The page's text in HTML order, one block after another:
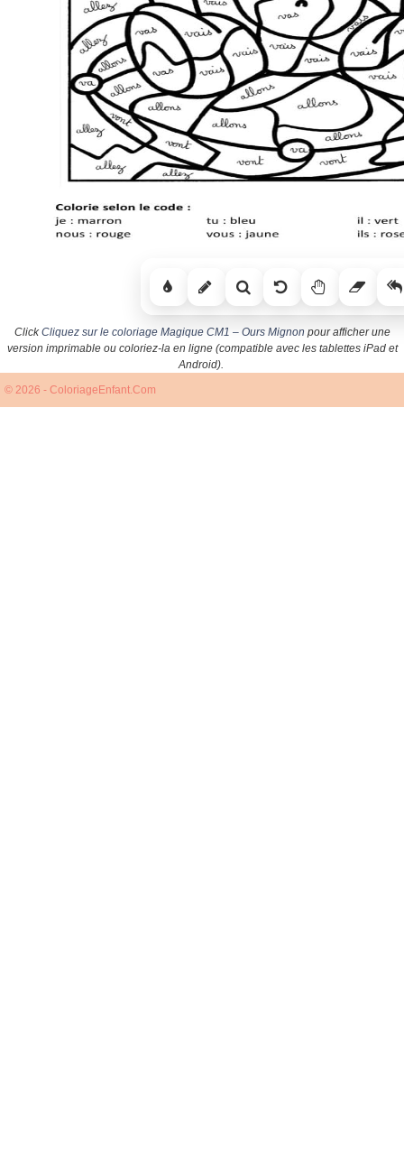
ClickCliquez sur le coloriage Magique CM1 – Ours Mignon pour afficher une
version imprimable ou coloriez-la en ligne (compatible avec les tablettes iPad et
Android).
© 2026 - ColoriageEnfant.Com